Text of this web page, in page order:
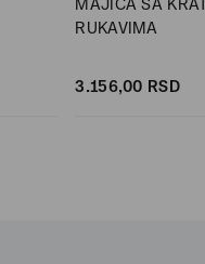
RUKAVIMA
3.156,00 RSD